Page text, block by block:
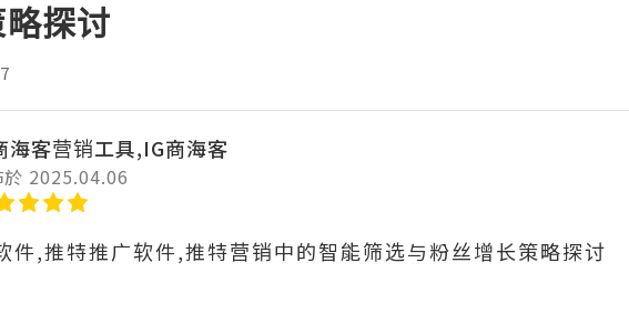
探讨
海客营销工具,IG商海客
於 2025.04.06
件,推特推广软件,推特营销中的智能筛选与粉丝增长策略探讨